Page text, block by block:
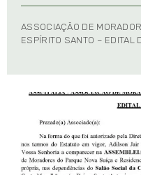
ASSOCIAÇÃO DE
ESPÍRITO SANTO – EDITAL